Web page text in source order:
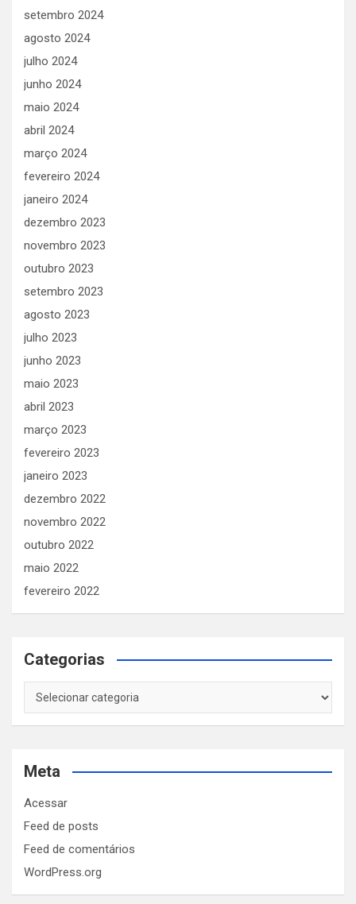
setembro 2024
agosto 2024
julho 2024
junho 2024
maio 2024
abril 2024
março 2024
fevereiro 2024
janeiro 2024
dezembro 2023
novembro 2023
outubro 2023
setembro 2023
agosto 2023
julho 2023
junho 2023
maio 2023
abril 2023
março 2023
fevereiro 2023
janeiro 2023
dezembro 2022
novembro 2022
outubro 2022
maio 2022
fevereiro 2022
Categorias
Categorias
Meta
Acessar
Feed de posts
Feed de comentários
WordPress.org